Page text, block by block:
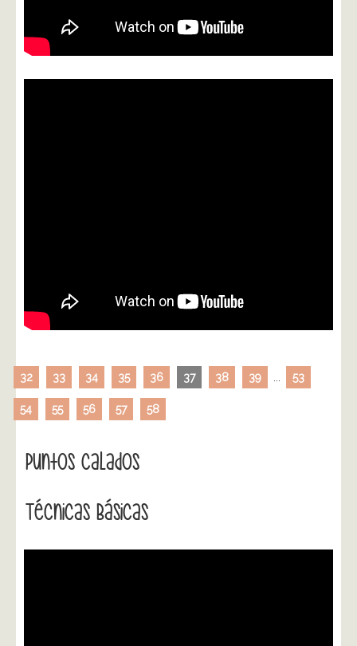
32 33 34 35 36 37 38 39 53
54 55 56 57 58
Puntos Calados
Técnicas Básicas